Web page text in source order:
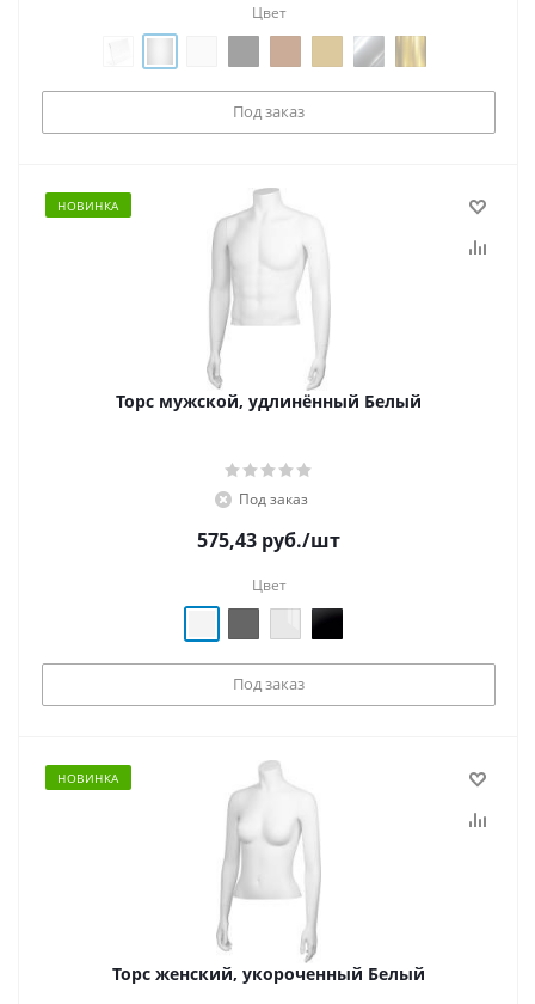
Цвет
Под заказ
НОВИНКА
Торс мужской, удлинённый Белый
Под заказ
575,43 руб./шт
Цвет
Под заказ
НОВИНКА
Торс женский, укороченный Белый